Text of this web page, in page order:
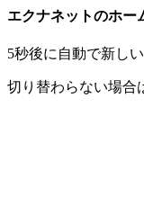
エクナネットのホー
5秒後に自動で新し
切り替わらない場合